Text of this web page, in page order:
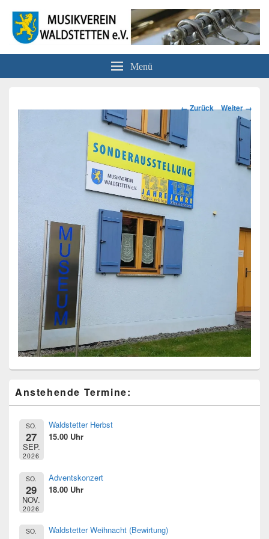
Musikverein Waldstetten e.V.
Menü
Bilder-
Navigation
← Zurück Weiter →
Seitenleisten
Widget-
Anstehende Termine:
SO.
27
SEP.
2026
Waldstetter Herbst
15.00 Uhr
SO.
29
NOV.
2026
Adventskonzert
18.00 Uhr
SO.
Waldstetter Weihnacht (Bewirtung)